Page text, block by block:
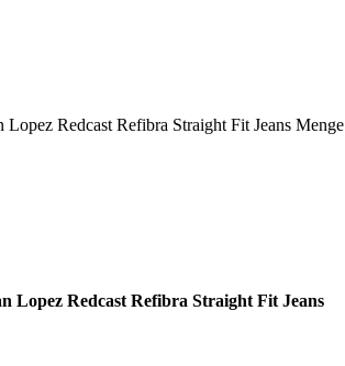
Redcast Refibra Straight Fit Jeans Menge
Lopez Redcast Refibra Straight Fit Jeans